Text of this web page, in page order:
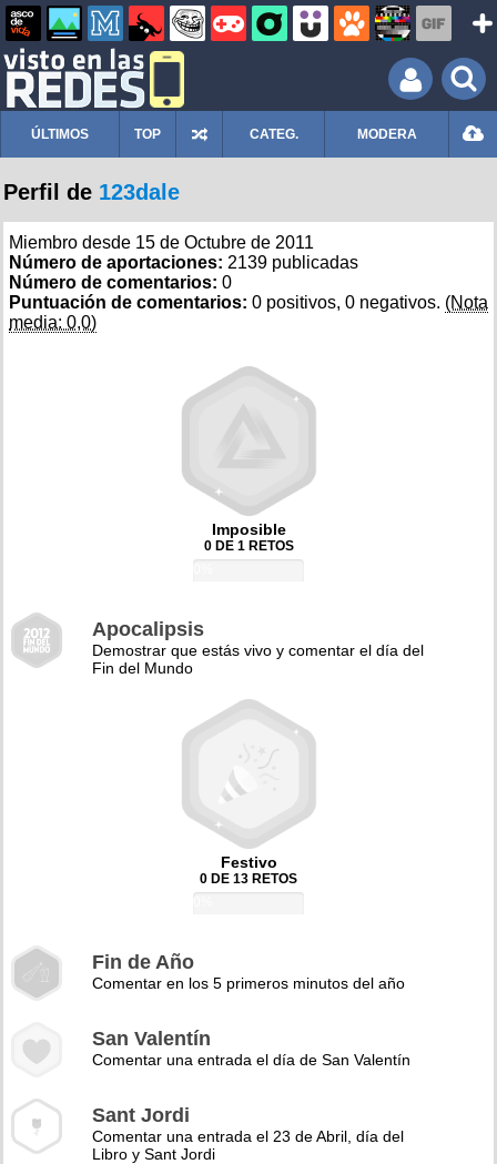
ÚLTIMOS TOP CATEG. MODERA
Perfil de 123dale
Miembro desde 15 de Octubre de 2011
Número de aportaciones: 2139 publicadas
Número de comentarios: 0
Puntuación de comentarios: 0 positivos, 0 negativos. (Nota
media: 0,0)
Imposible
0 DE 1 RETOS
Apocalipsis
Demostrar que estás vivo y comentar el día del
Fin del Mundo
Festivo
0 DE 13 RETOS
Fin de Año
Comentar en los 5 primeros minutos del año
San Valentín
Comentar una entrada el día de San Valentín
Sant Jordi
Comentar una entrada el 23 de Abril, día del
Libro y Sant Jordi